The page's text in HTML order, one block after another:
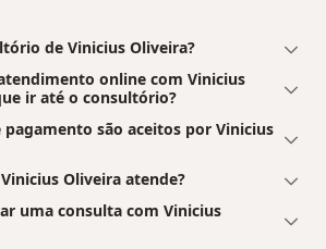
de Vinicius Oliveira?
online com Vinicius
ir até o consultório?
são aceitos por Vinicius
Oliveira atende?
uma consulta com Vinicius